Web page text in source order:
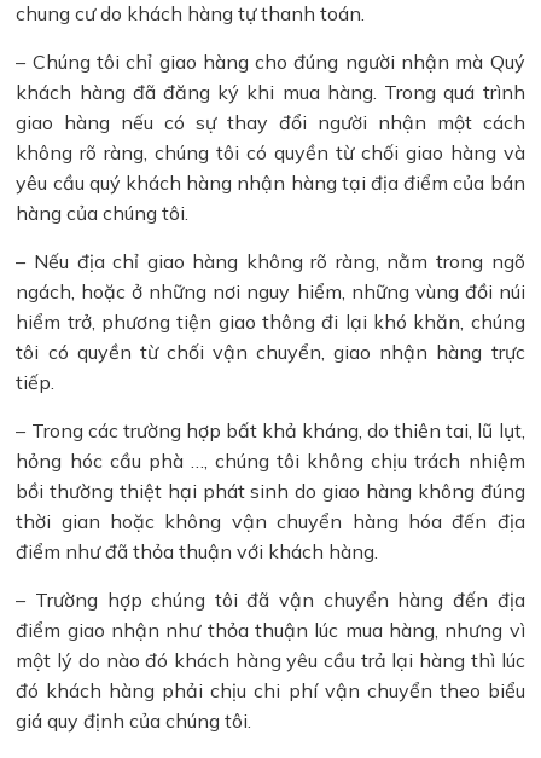
chung cư do khách hàng tự thanh toán.
– Chúng tôi chỉ giao hàng cho đúng người nhận mà Quý
khách hàng đã đăng ký khi mua hàng. Trong quá trình
giao hàng nếu có sự thay đổi người nhận một cách
không rõ ràng, chúng tôi có quyền từ chối giao hàng và
yêu cầu quý khách hàng nhận hàng tại địa điểm của bán
hàng của chúng tôi.
– Nếu địa chỉ giao hàng không rõ ràng, nằm trong ngõ
ngách, hoặc ở những nơi nguy hiểm, những vùng đồi núi
hiểm trở, phương tiện giao thông đi lại khó khăn, chúng
tôi có quyền từ chối vận chuyển, giao nhận hàng trực
tiếp.
– Trong các trường hợp bất khả kháng, do thiên tai, lũ lụt,
hỏng hóc cầu phà …, chúng tôi không chịu trách nhiệm
bồi thường thiệt hại phát sinh do giao hàng không đúng
thời gian hoặc không vận chuyển hàng hóa đến địa
điểm như đã thỏa thuận với khách hàng.
– Trường hợp chúng tôi đã vận chuyển hàng đến địa
điểm giao nhận như thỏa thuận lúc mua hàng, nhưng vì
một lý do nào đó khách hàng yêu cầu trả lại hàng thì lúc
đó khách hàng phải chịu chi phí vận chuyển theo biểu
giá quy định của chúng tôi.